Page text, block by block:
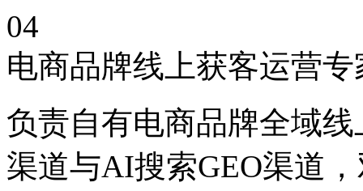
04
电商品牌线上获客运营专
负责自有电商品牌全域
渠道与AI搜索GEO渠道